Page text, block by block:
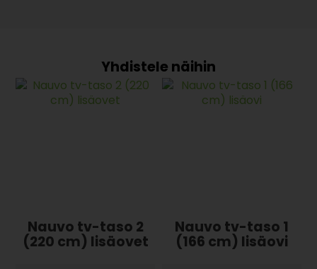
Nauvo tv-taso 2
(220 cm) lisäovet
Nauvo tv-taso 1
(166 cm) lisäovi